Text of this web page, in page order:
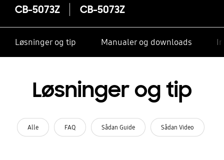
CB-5073Z CB-5073Z
Løsninger og tip Manualer og downloads
Løsninger og tip
Alle FAQ Sådan Guide Sådan Video